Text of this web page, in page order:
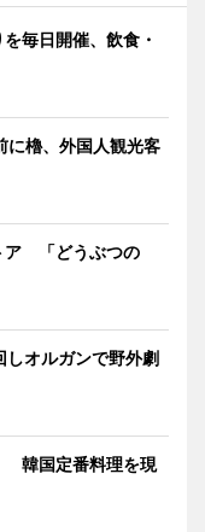
毎日開催、飲食・
櫓、外国人観光客
ア 「どうぶつの
オルガンで野外劇
韓国定番料理を現